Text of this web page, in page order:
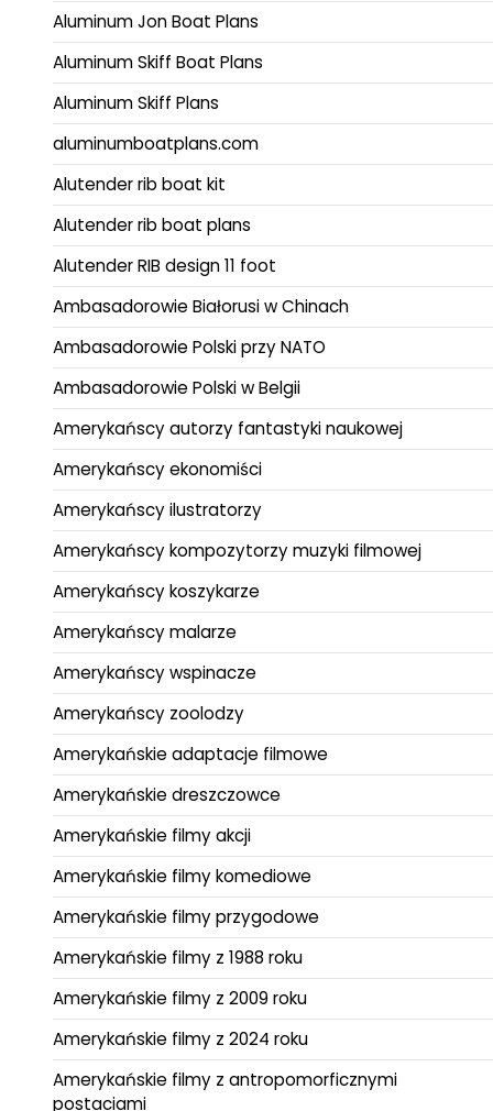
Aluminum Jon Boat Plans
Aluminum Skiff Boat Plans
Aluminum Skiff Plans
aluminumboatplans.com
Alutender rib boat kit
Alutender rib boat plans
Alutender RIB design 11 foot
Ambasadorowie Białorusi w Chinach
Ambasadorowie Polski przy NATO
Ambasadorowie Polski w Belgii
Amerykańscy autorzy fantastyki naukowej
Amerykańscy ekonomiści
Amerykańscy ilustratorzy
Amerykańscy kompozytorzy muzyki filmowej
Amerykańscy koszykarze
Amerykańscy malarze
Amerykańscy wspinacze
Amerykańscy zoolodzy
Amerykańskie adaptacje filmowe
Amerykańskie dreszczowce
Amerykańskie filmy akcji
Amerykańskie filmy komediowe
Amerykańskie filmy przygodowe
Amerykańskie filmy z 1988 roku
Amerykańskie filmy z 2009 roku
Amerykańskie filmy z 2024 roku
Amerykańskie filmy z antropomorficznymi
postaciami